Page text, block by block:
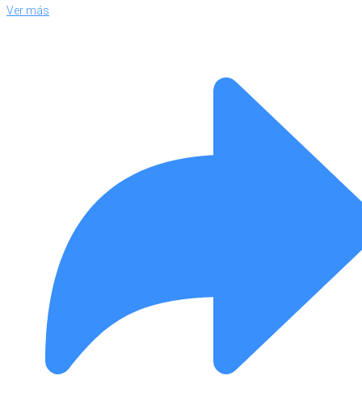
Ver más